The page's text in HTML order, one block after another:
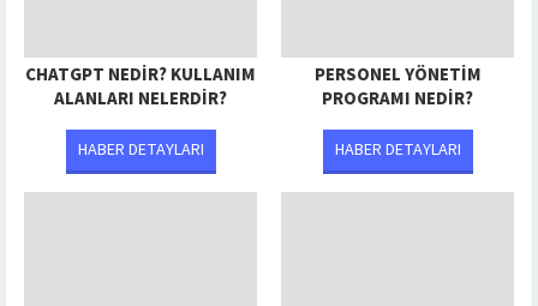
CHATGPT NEDIR? KULLANIM
ALANLARI NELERDIR?
HABER DETAYLARI
PERSONEL YÖNETIM
PROGRAMI NEDIR?
HABER DETAYLARI